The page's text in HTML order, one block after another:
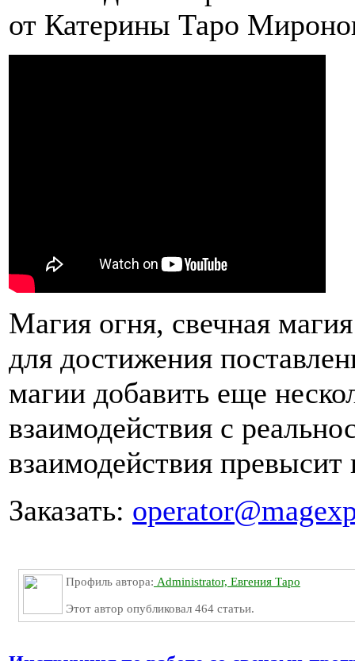
от Катерины Таро
Магия огня, свечная
для достижения
магии добавить еще
взаимодействия с
взаимодействия
Заказать:
Профиль автора: Administrator, Евгения Таро
Этот автор опубликовал 464 статьи.